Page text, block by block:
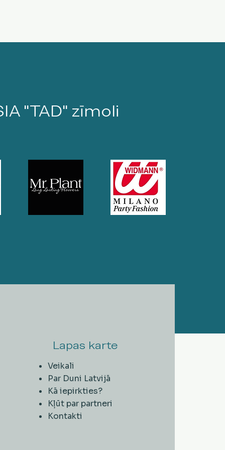
"TAD" zīmoli
Lapas karte
Veikali
Par Duni Latvijā
Kā iepirkties?
Kļūt par partneri
Kontakti